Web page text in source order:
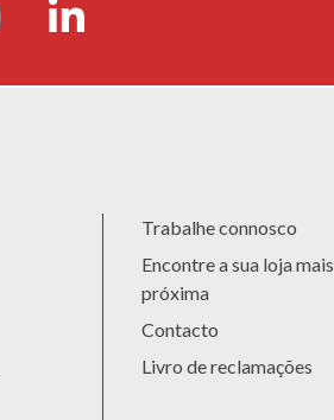
Trabalhe connosco
Encontre a sua loja mais
próxima
Contacto
Livro de reclamações